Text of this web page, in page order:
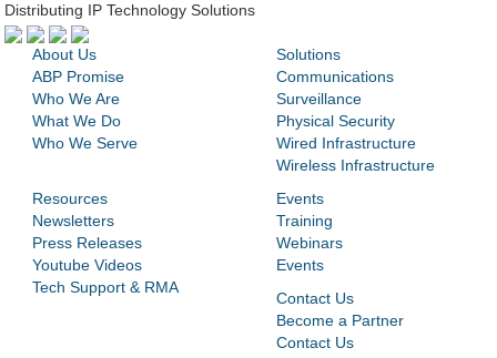
Distributing IP Technology Solutions
About Us
ABP Promise
Who We Are
What We Do
Who We Serve
Solutions
Communications
Surveillance
Physical Security
Wired Infrastructure
Wireless Infrastructure
Resources
Newsletters
Press Releases
Youtube Videos
Tech Support & RMA
Events
Training
Webinars
Events
Contact Us
Become a Partner
Contact Us